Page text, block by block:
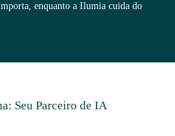
enquanto a Ilumia cuida do
Seu Parceiro de IA